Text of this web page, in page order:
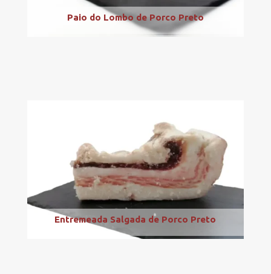
Paio do Lombo de Porco Preto
Entremeada Salgada de Porco Preto